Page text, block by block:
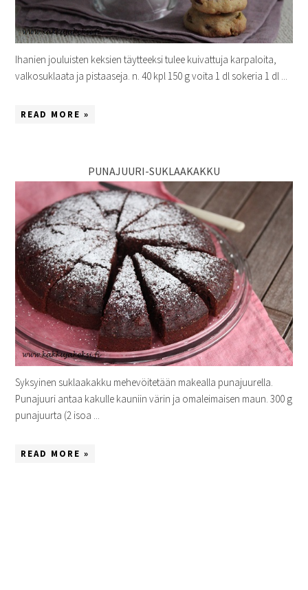
Ihanien jouluisten keksien täytteeksi tulee kuivattuja karpaloita,
valkosuklaata ja pistaaseja. n. 40 kpl 150 g voita 1 dl sokeria 1 dl ...
READ MORE »
PUNAJUURI-SUKLAAKAKKU
Syksyinen suklaakakku mehevöitetään makealla punajuurella.
Punajuuri antaa kakulle kauniin värin ja omaleimaisen maun. 300 g
punajuurta (2 isoa ...
READ MORE »